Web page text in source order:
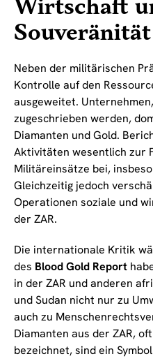
Wirtschaft
Souveränität
Neben der militärischen
Kontrolle auf den
ausgeweitet.
zugeschrieben werden,
Diamanten und Gold.
Aktivitäten wesentlich zur
Militäreinsätze bei,
Gleichzeitig jedoch
Operationen soziale und
der ZAR.
Die internationale Kritik
des Blood Gold Report
in der ZAR und anderen
und Sudan nicht nur zu
auch zu
Diamanten aus der ZAR,
bezeichnet, sind ein